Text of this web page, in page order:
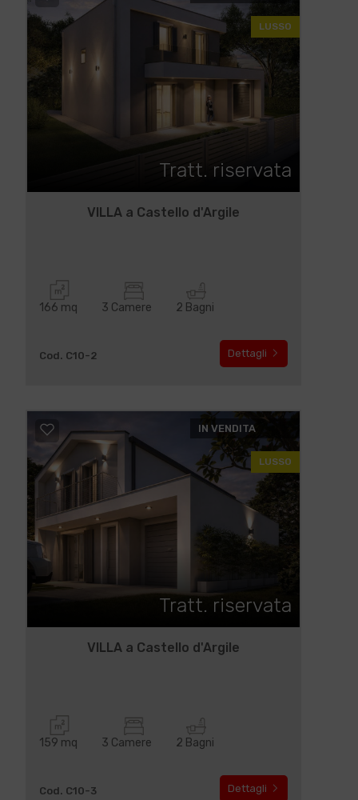
LUSSO
Tratt. riservata
VILLA a Castello d'Argile
166 mq 3 Camere 2 Bagni
Cod. C10-2 Dettagli
IN VENDITA
LUSSO
Tratt. riservata
VILLA a Castello d'Argile
159 mq 3 Camere 2 Bagni
Cod. C10-3 Dettagli